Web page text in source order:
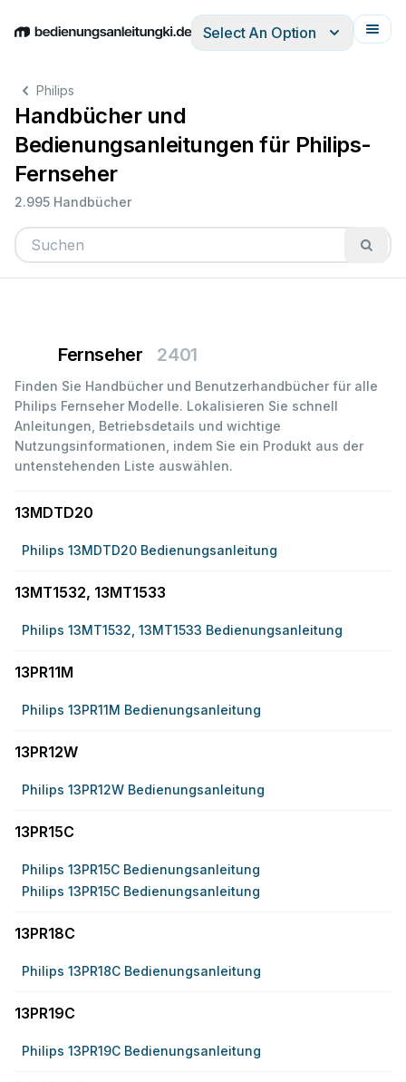
EnglishDeutschEspañolItalianoFrançais
Select An Option
Philips
Handbücher und
Bedienungsanleitungen für Philips-
Fernseher
2.995 Handbücher
Fernseher 2401
Finden Sie Handbücher und Benutzerhandbücher für alle
Philips Fernseher Modelle. Lokalisieren Sie schnell
Anleitungen, Betriebsdetails und wichtige
Nutzungsinformationen, indem Sie ein Produkt aus der
untenstehenden Liste auswählen.
13MDTD20
Philips 13MDTD20 Bedienungsanleitung
13MT1532, 13MT1533
Philips 13MT1532, 13MT1533 Bedienungsanleitung
13PR11M
Philips 13PR11M Bedienungsanleitung
13PR12W
Philips 13PR12W Bedienungsanleitung
13PR15C
Philips 13PR15C Bedienungsanleitung
Philips 13PR15C Bedienungsanleitung
13PR18C
Philips 13PR18C Bedienungsanleitung
13PR19C
Philips 13PR19C Bedienungsanleitung